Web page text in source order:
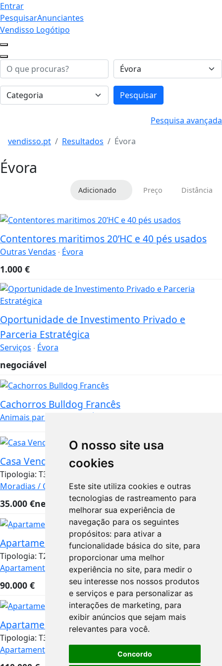
O nosso site usa
cookies
Este site utiliza cookies e outras
tecnologias de rastreamento para
melhorar sua experiência de
navegação para os seguintes
propósitos: para ativar a
funcionalidade básica do site, para
proporcionar uma melhor
experiência no site, para medir o
seu interesse nos nossos produtos
e serviços e para personalizar as
interações de marketing, para
exibir anúncios que sejam mais
relevantes para você.
Concordo
Entrar
PesquisarAnunciantes
Vendisso Logótipo
Pesquisar
Pesquisa avançada
vendisso.pt
Resultados Évora
Évora
Adicionado Preço Distância
Contentores maritimos 20’HC e 40 pés usados
Outras Vendas Évora
1.000 €
Oportunidade de Investimento Privado e
Parceria Estratégica
Serviços Évora
negociável
Cachorros Bulldog Francês
Animais para Adopção
Casa Vende-se
Tipologia: T3
Moradias / Casas
Évora
35.000 €negociável
Apartamento T2
Tipologia: T2 Estado:Usado
Apartamentos
Évora
90.000 €
Apartamento T3
Tipologia: T3
Apartamentos